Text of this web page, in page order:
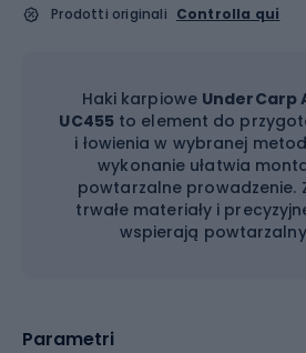
Prodotti originali Controlla qui
Haki karpiowe UnderCarp
UC455to element do
i łowienia w wybranej
wykonanie ułatwia
powtarzalne prowadzenie.
trwałe materiały i
wspierają
Parametri